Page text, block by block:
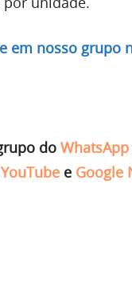
em nosso grupo
do WhatsApp
YouTube e Google